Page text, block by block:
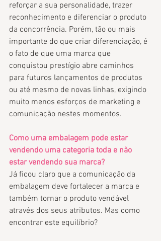
reforçar a sua personalidade, trazer
reconhecimento e diferenciar o produto
da concorrência. Porém, tão ou mais
importante do que criar diferenciação, é
o fato de que uma marca que
conquistou prestígio abre caminhos
para futuros lançamentos de produtos
ou até mesmo de novas linhas, exigindo
muito menos esforços de marketing e
comunicação nestes momentos.
Como uma embalagem pode estar
vendendo uma categoria toda e não
estar vendendo sua marca?
Já ficou claro que a comunicação da
embalagem deve fortalecer a marca e
também tornar o produto vendável
através dos seus atributos. Mas como
encontrar este equilíbrio?